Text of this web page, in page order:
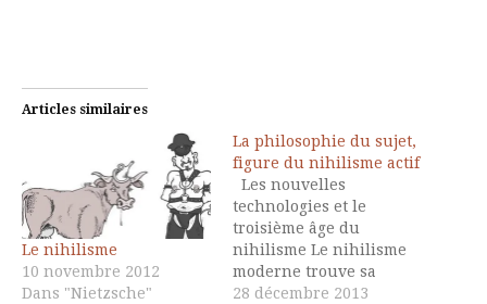
Articles similaires
Le nihilisme
10 novembre 2012
Dans "Nietzsche"
La philosophie du sujet,
figure du nihilisme actif
Les nouvelles
technologies et le
troisième âge du
nihilisme Le nihilisme
moderne trouve sa
source au XVII° siècle
28 décembre 2013